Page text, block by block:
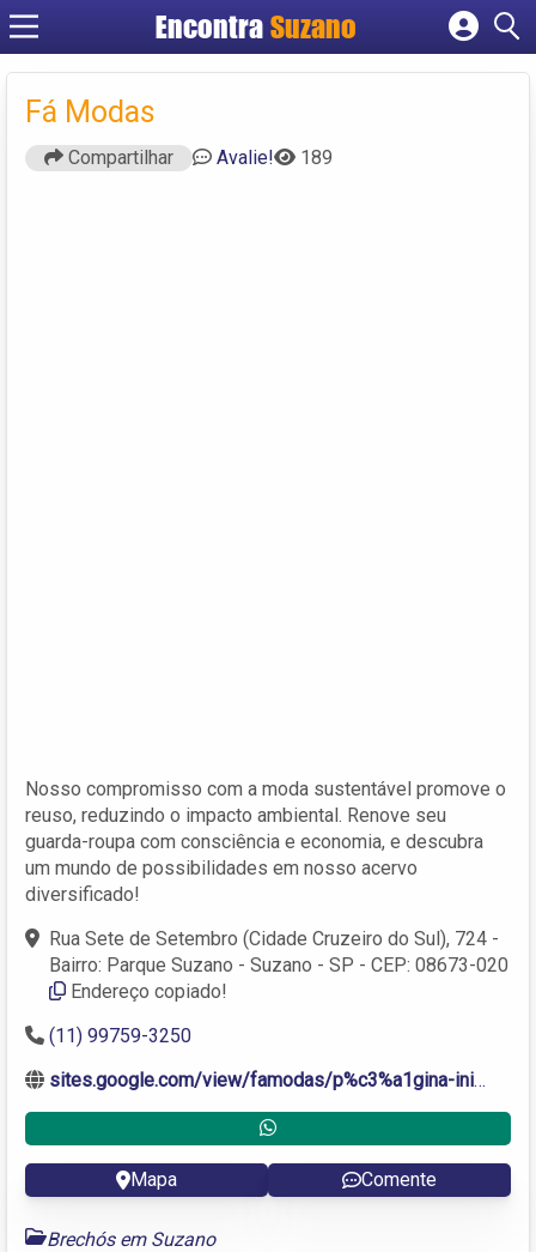
EncontraSuzano
Cadastrar empresa
Fá Modas
Compartilhar Avalie! 189
Nosso compromisso com a moda sustentável promove o
reuso, reduzindo o impacto ambiental. Renove seu
guarda-roupa com consciência e economia, e descubra
um mundo de possibilidades em nosso acervo
diversificado!
Rua Sete de Setembro (Cidade Cruzeiro do Sul), 724 -
Bairro: Parque Suzano - Suzano - SP - CEP: 08673-020
Endereço copiado!
(11) 99759-3250
sites.google.com/view/famodas/p%c3%a1gina-inicial
Mapa Comente
Brechós em Suzano